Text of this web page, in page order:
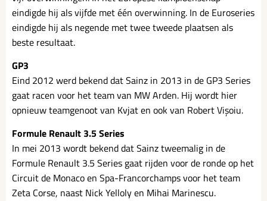
eindigde hij als vijfde met één overwinning. In de Euroseries
eindigde hij als negende met twee tweede plaatsen als
beste resultaat.
GP3
Eind 2012 werd bekend dat Sainz in 2013 in de GP3 Series
gaat racen voor het team van MW Arden. Hij wordt hier
opnieuw teamgenoot van Kvjat en ook van Robert Vișoiu.
Formule Renault 3.5 Series
In mei 2013 wordt bekend dat Sainz tweemalig in de
Formule Renault 3.5 Series gaat rijden voor de ronde op het
Circuit de Monaco en Spa-Francorchamps voor het team
Zeta Corse, naast Nick Yelloly en Mihai Marinescu.